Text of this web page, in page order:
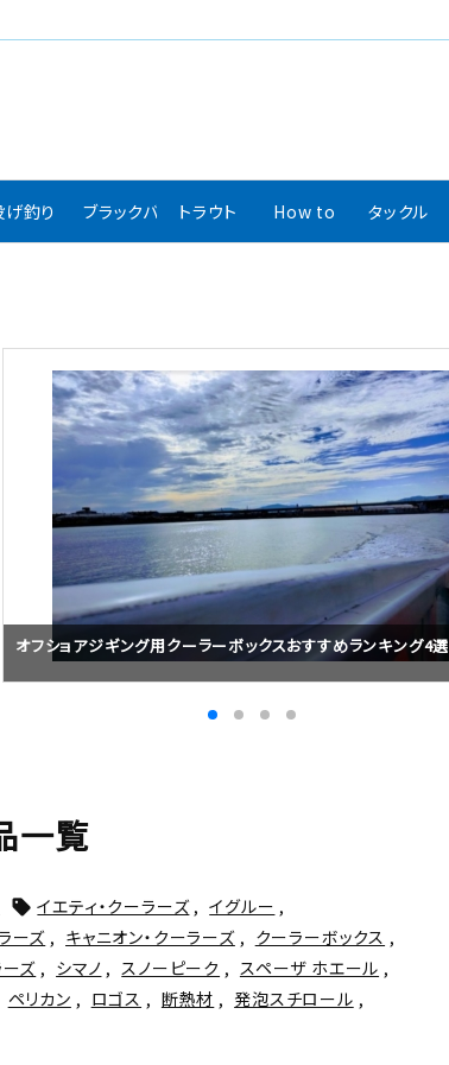
げ釣り ブラックバス トラウト How to タックル
オフショアジギング用クーラーボックスおすすめランキング4選
一覧
 イエティ・クーラーズ , イグルー ,
ーズ , キャニオン・クーラーズ , クーラーボックス ,
ーズ , シマノ , スノーピーク , スペーザ ホエール ,
ペリカン , ロゴス , 断熱材 , 発泡スチロール ,